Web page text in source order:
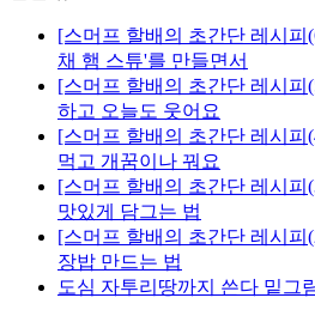
[스머프 할배의 초간단 레시
채 햄 스튜'를 만들면서
[스머프 할배의 초간단 레시
하고 오늘도 웃어요
[스머프 할배의 초간단 레시피
먹고 개꿈이나 꿔요
[스머프 할배의 초간단 레시
맛있게 담그는 법
[스머프 할배의 초간단 레시
장밥 만드는 법
도심 자투리땅까지 쓴다 밑그